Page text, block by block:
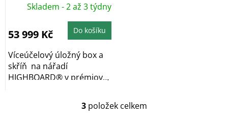
Skladem - 2 až 3 týdny
53 999 Kč Do košíku
Víceúčelový úložný box a
skříň na nářadí
HIGHBOARD® v prémiové
O
3položek celkem